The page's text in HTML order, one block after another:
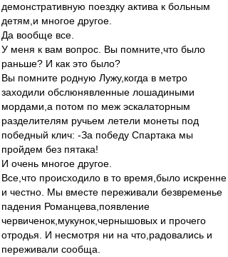
демонстративную поездку актива к больным
детям,и многое другое.
Да вообще все.
У меня к вам вопрос. Вы помните,что было
раньше? И как это было?
Вы помните родную Лужу,когда в метро
заходили обслюнявленные лошадиными
мордами,а потом по меж эскалаторным
разделителям ручьем летели монеты под
победный клич: -За победу Спартака мы
пройдем без пятака!
И очень многое другое.
Все,что происходило в то время,было искренне
и честно. Мы вместе переживали безвременье
падения Романцева,появление
червиченок,мукунок,чернышовых и прочего
отродья. И несмотря ни на что,радовались и
переживали сообща.